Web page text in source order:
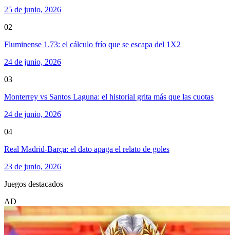
25 de junio, 2026
02
Fluminense 1.73: el cálculo frío que se escapa del 1X2
24 de junio, 2026
03
Monterrey vs Santos Laguna: el historial grita más que las cuotas
24 de junio, 2026
04
Real Madrid-Barça: el dato apaga el relato de goles
23 de junio, 2026
Juegos destacados
AD